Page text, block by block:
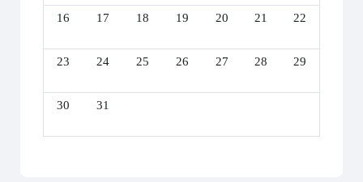
No events, วันอาทิตย์, 16 สิงหาคม
16 No events, วันจันทร์, 17 สิงหาคม
17 No events, วันอังคาร, 18 สิงหาคม
18 No events, วันพุธ, 19 สิงหาคม
19 No events, วันพฤหัสบดี, 20
20 No events, วันศุกร์,
21 No events, วั
22
No events, วันอาทิตย์, 23 สิงหาคม
23 No events, วันจันทร์, 24 สิงหาคม
24 No events, วันอังคาร, 25 สิงหาคม
25 No events, วันพุธ, 26 สิงหาคม
26 No events, วันพฤหัสบดี, 27
27 No events, วันศุกร์,
28 No events, วั
29
No events, วันอาทิตย์, 30 สิงหาคม
30 No events, วันจันทร์, 31 สิงหาคม
31